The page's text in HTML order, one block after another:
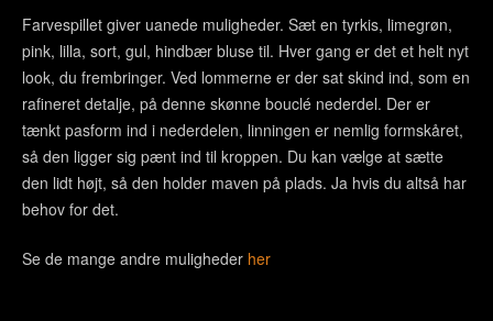
Farvespillet giver uanede muligheder. Sæt en tyrkis, limegrøn,
pink, lilla, sort, gul, hindbær bluse til. Hver gang er det et helt nyt
look, du frembringer. Ved lommerne er der sat skind ind, som en
rafineret detalje, på denne skønne bouclé nederdel. Der er
tænkt pasform ind i nederdelen, linningen er nemlig formskåret,
så den ligger sig pænt ind til kroppen. Du kan vælge at sætte
den lidt højt, så den holder maven på plads. Ja hvis du altså har
behov for det.
Se de mange andre muligheder her